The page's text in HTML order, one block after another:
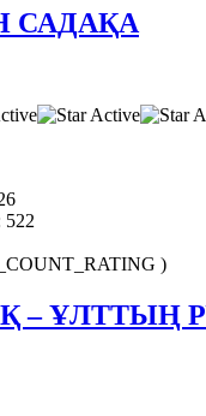
САДАҚА
)
– ҰЛТТЫҢ